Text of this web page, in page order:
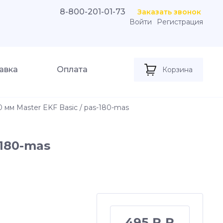
8-800-201-01-73
Заказать звонок
Войти
Регистрация
Оплата Корзина
мм Master EKF Basic / pas-180-mas
mas